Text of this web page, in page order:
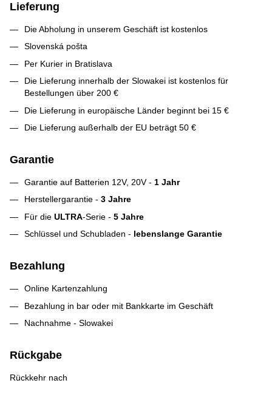
Lieferung
Die Abholung in unserem Geschäft ist kostenlos
Slovenská pošta
Per Kurier in Bratislava
Die Lieferung innerhalb der Slowakei ist kostenlos für
Bestellungen über 200 €
Die Lieferung in europäische Länder beginnt bei 15 €
Die Lieferung außerhalb der EU beträgt 50 €
Garantie
Garantie auf Batterien 12V, 20V - 1 Jahr
Herstellergarantie - 3 Jahre
Für die ULTRA-Serie - 5 Jahre
Schlüssel und Schubladen - lebenslange Garantie
Bezahlung
Online Kartenzahlung
Bezahlung in bar oder mit Bankkarte im Geschäft
Nachnahme - Slowakei
Rückgabe
Rückkehr nach